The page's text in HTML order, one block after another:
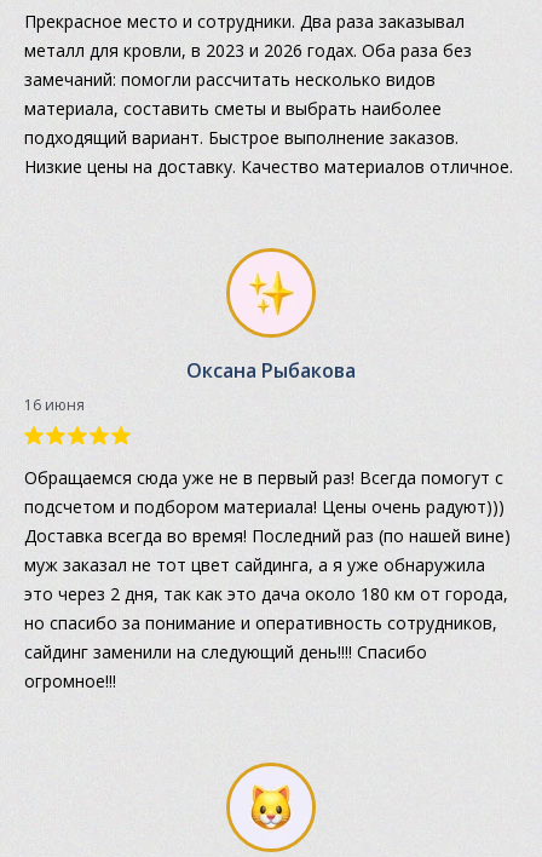
Прекрасное место и сотрудники. Два раза заказывал
металл для кровли, в 2023 и 2026 годах. Оба раза без
замечаний: помогли рассчитать несколько видов
материала, составить сметы и выбрать наиболее
подходящий вариант. Быстрое выполнение заказов.
Низкие цены на доставку. Качество материалов отличное.
Оксана Рыбакова
16 июня
Обращаемся сюда уже не в первый раз! Всегда помогут с
подсчетом и подбором материала! Цены очень радуют)))
Доставка всегда во время! Последний раз (по нашей вине)
муж заказал не тот цвет сайдинга, а я уже обнаружила
это через 2 дня, так как это дача около 180 км от города,
но спасибо за понимание и оперативность сотрудников,
сайдинг заменили на следующий день!!!! Спасибо
огромное!!!